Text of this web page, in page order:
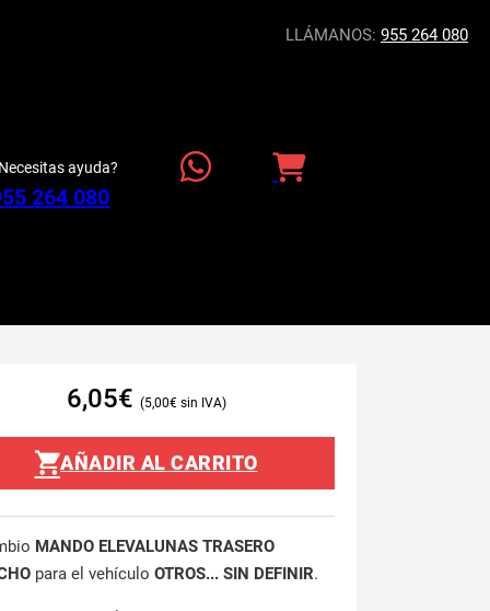
LLÁMANOS: 955 264 080
ayuda?
264 080
6,05€ 5,00€
AÑADIR AL CARRITO
MANDO ELEVALUNAS TRASERO
para el vehículo OTROS... SIN DEFINIR.